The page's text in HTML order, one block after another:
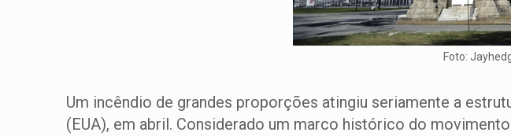
Foto:
Um incêndio de grandes proporções atingiu seriamente a
(EUA), em abril. Considerado um marco histórico do